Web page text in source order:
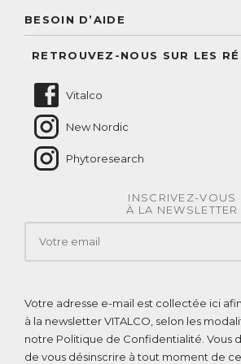
Conseil personnalisé
BESOIN D’AIDE
RETROUVEZ-NOUS SUR LES
Vitalco
New Nordic
Phytoresearch
INSCRIVEZ-VOUS
À LA NEWSLETTER
Votre adresse e-mail est collectée ici
à la newsletter VITALCO, selon les
notre Politique de Confidentialité . Vous
de vous désinscrire à tout moment de